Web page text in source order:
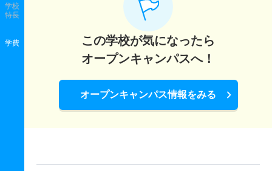
学校
特長
学費
この学校が気になったら
オープンキャンパスへ！
オープンキャンパス情報をみる